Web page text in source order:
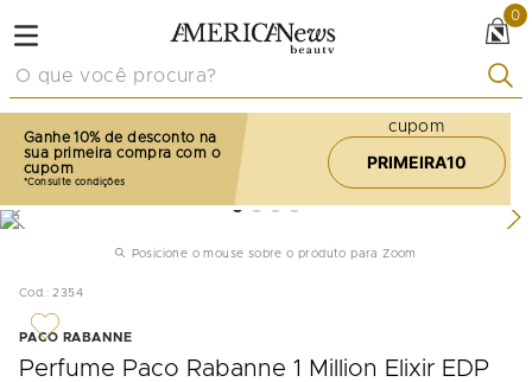
0
Ganhe 10% de desconto na
sua primeira compra com o
cupom
cupom
PRIMEIRA10
Posicione o mouse sobre o produto para Zoom
Cod. :2354
PACO RABANNE
Perfume Paco Rabanne 1 Million Elixir EDP